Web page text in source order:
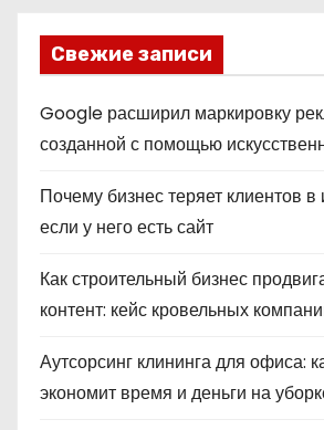
Свежие записи
Google расширил маркировку
созданной с помощью
Почему бизнес теряет клиентов
если у него есть сайт
Как строительный бизнес
контент: кейс кровельных
Аутсорсинг клининга для офиса:
экономит время и деньги на